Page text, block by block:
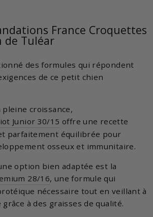
France Croquettes
de Tuléar
des formules qui répondent
de ce petit chien
croissance,
Junior 30/15 offre une recette
parfaitement équilibrée pour
osseux et immunitaire.
option bien adaptée est la
28/16, une formule qui
nécessaire tout en veillant à
à des graisses de qualité.